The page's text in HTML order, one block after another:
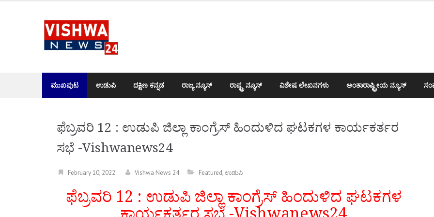
ಮುಖಪುಟ ಉಡುಪಿ ದಕ್ಷಿಣ ಕನ್ನಡ ರಾಜ್ಯ ನ್ಯೂಸ್ ರಾಷ್ಟ್ರ ನ್ಯೂಸ್ ವಿಶೇಷ ಲೇಖನಗಳು ಅಂತಾರಾಷ್ಟ್ರೀಯ ನ್ಯೂಸ್
ಫೆಬ್ರವರಿ 12 : ಉಡುಪಿ ಜಿಲ್ಲಾ ಕಾಂಗ್ರೆಸ್ ಹಿಂದುಳಿದ ಘಟಕಗಳ ಕಾರ್ಯಕರ್ತರ
ಸಭೆ -Vishwanews24
February 10, 2022 Vishwa News 24 Featured,ಉಡುಪಿ
ಫೆಬ್ರವರಿ 12 : ಉಡುಪಿ ಜಿಲ್ಲಾ ಕಾಂಗ್ರೆಸ್ ಹಿಂದುಳಿದ ಘಟಕಗಳ